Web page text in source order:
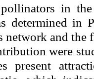
in
determined in
network and the
were
present